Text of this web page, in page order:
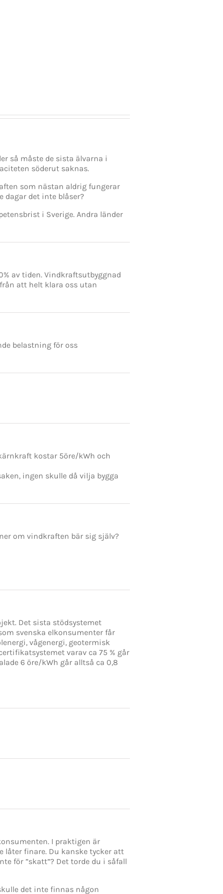
så måste de sista älvarna i
söderut saknas.
som nästan aldrig fungerar
dagar det inte blåser?
i Sverige. Andra länder
av tiden. Vindkraftsutbyggnad
att helt klara oss utan
belastning för oss
kostar 5öre/kWh och
ingen skulle då vilja bygga
om vindkraften bär sig själv?
Det sista stödsystemet
svenska elkonsumenter får
vågenergi, geotermisk
varav ca 75 % går
6 öre/kWh går alltså ca 0,8
I praktigen är
låter finare. Du kanske tycker att
för ”skatt”? Det torde du i såfall
det inte finnas någon